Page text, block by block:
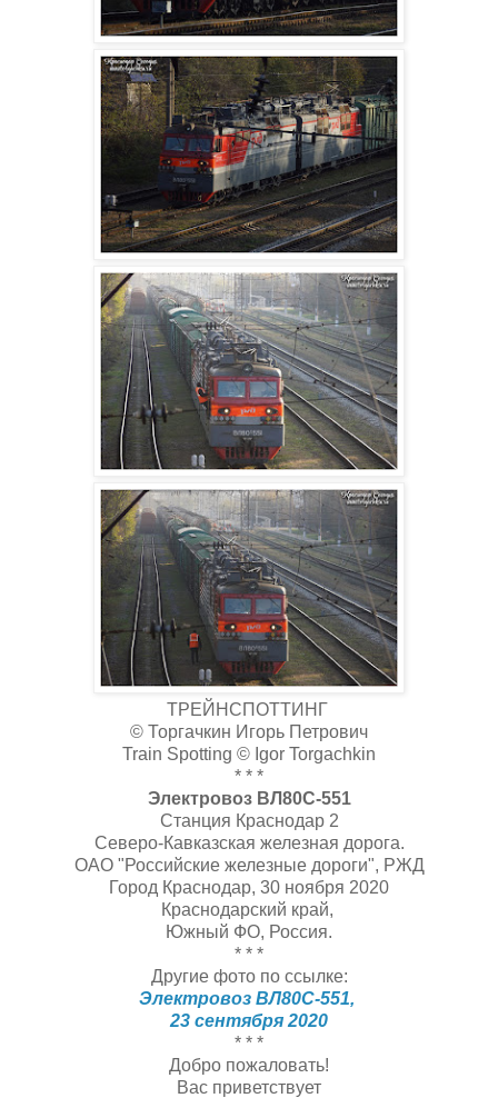
ТРЕЙНСПОТТИНГ
© Торгачкин Игорь Петрович
Train Spotting © Igor Torgachkin
* * *
Электровоз ВЛ80С-551
Станция Краснодар 2
Северо-Кавказская железная дорога.
ОАО "Российские железные дороги", РЖД
Город Краснодар, 30 ноября 2020
Краснодарский край,
Южный ФО, Россия.
* * *
Другие фото по ссылке:
Электровоз ВЛ80С-551,
23 сентября 2020
* * *
Добро пожаловать!
Вас приветствует